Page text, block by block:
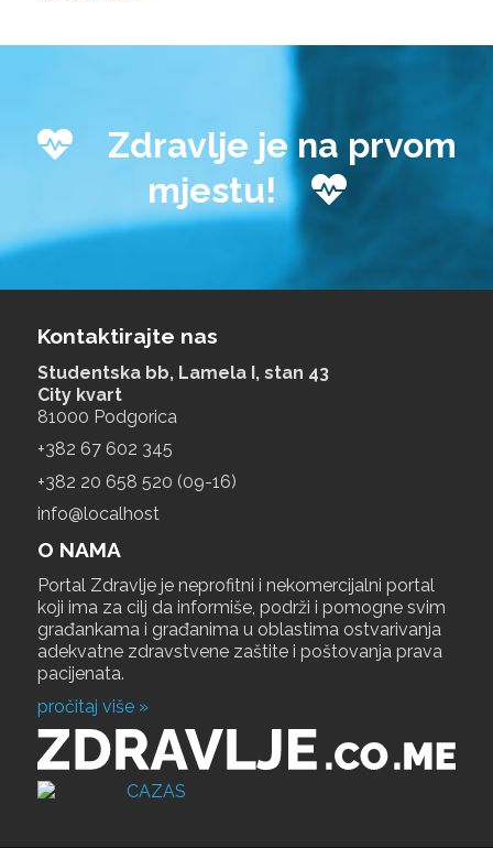
Zdravlje je na prvom
mjestu!
Kontaktirajte nas
Studentska bb, Lamela I, stan 43
City kvart
81000 Podgorica
+‎382 67 602 345
+‎382 20 658 520 (09-16)
info@localhost
O NAMA
Portal Zdravlje je neprofitni i nekomercijalni portal
koji ima za cilj da informiše, podrži i pomogne svim
građankama i građanima u oblastima ostvarivanja
adekvatne zdravstvene zaštite i poštovanja prava
pacijenata.
pročitaj više »